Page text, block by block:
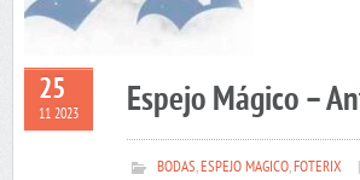
25
11 2023 Espejo Mágico –
BODAS,ESPEJO MAGICO,FOTERIX